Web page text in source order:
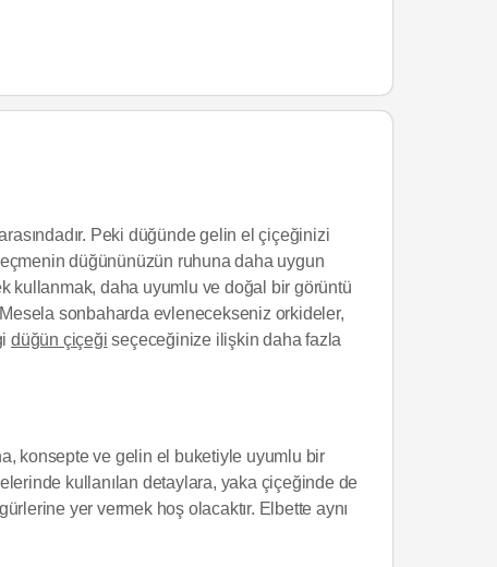
Peki düğünde gelin el çiçeğinizi
düğününüzün ruhuna daha uygun
kullanmak, daha uyumlu ve doğal bir görüntü
sonbaharda evlenecekseniz orkideler,
düğün çiçeği seçeceğinize ilişkin daha fazla
konsepte ve gelin el buketiyle uyumlu bir
kullanılan detaylara, yaka çiçeğinde de
yer vermek hoş olacaktır. Elbette aynı